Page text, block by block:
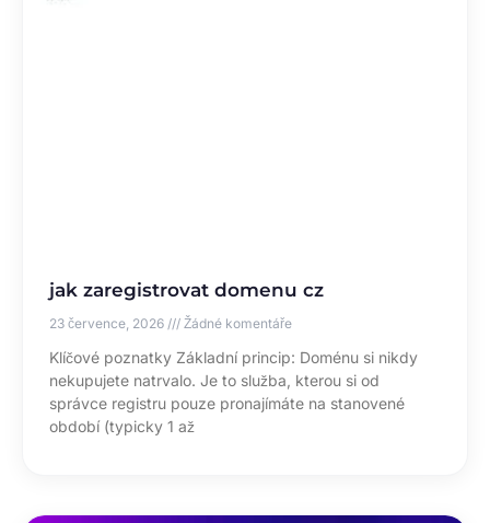
jak zaregistrovat domenu cz
23 července, 2026 Žádné komentáře
Klíčové poznatky Základní princip: Doménu si nikdy
nekupujete natrvalo. Je to služba, kterou si od
správce registru pouze pronajímáte na stanovené
období (typicky 1 až